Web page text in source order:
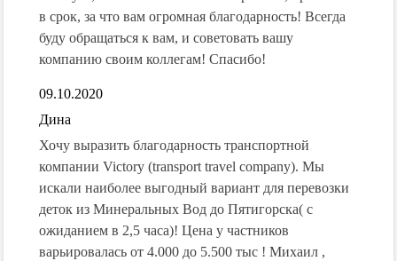
в срок, за что вам огромная благодарность! Всегда
буду обращаться к вам, и советовать вашу
компанию своим коллегам! Спасибо!
09.10.2020
Дина
Хочу выразить благодарность транспортной
компании Victory (transport travel company). Мы
искали наиболее выгодный вариант для перевозки
деток из Минеральных Вод до Пятигорска( с
ожиданием в 2,5 часа)! Цена у частников
варьировалась от 4.000 до 5.500 тыс ! Михаил ,